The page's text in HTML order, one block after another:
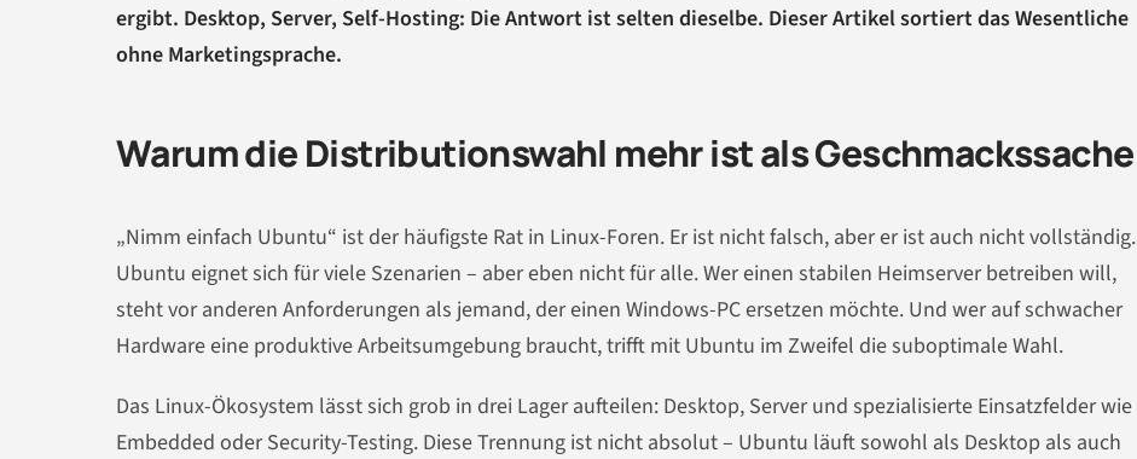
ergibt. Desktop, Server, Self-Hosting: Die Antwort ist selten dieselbe. Dieser Artikel sortiert das Wesentliche
ohne Marketingsprache.
Warum die Distributionswahl mehr ist als Geschmackssache
„Nimm einfach Ubuntu“ ist der häufigste Rat in Linux-Foren. Er ist nicht falsch, aber er ist auch nicht vollständig.
Ubuntu eignet sich für viele Szenarien – aber eben nicht für alle. Wer einen stabilen Heimserver betreiben will,
steht vor anderen Anforderungen als jemand, der einen Windows-PC ersetzen möchte. Und wer auf schwacher
Hardware eine produktive Arbeitsumgebung braucht, trifft mit Ubuntu im Zweifel die suboptimale Wahl.
Das Linux-Ökosystem lässt sich grob in drei Lager aufteilen: Desktop, Server und spezialisierte Einsatzfelder wie
Embedded oder Security-Testing. Diese Trennung ist nicht absolut – Ubuntu läuft sowohl als Desktop als auch